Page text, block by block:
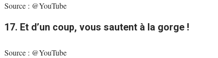
Source : @YouTube
17. Et d’un coup, vous sautent à la gorge !
Source : @YouTube